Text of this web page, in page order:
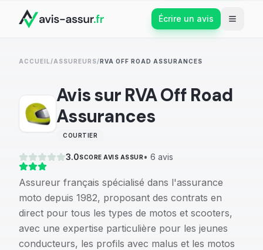
Écrire un avis
ACCUEIL /ASSUREURS/RVA OFF ROAD ASSURANCES
Avis sur RVA Off Road
Assurances
COURTIER
3.0SCORE AVIS ASSUR• 6 avis
Assureur français spécialisé dans l'assurance
moto depuis 1982, proposant des contrats en
direct pour tous les types de motos et scooters,
avec une expertise particulière pour les jeunes
conducteurs, les profils avec malus et les motos